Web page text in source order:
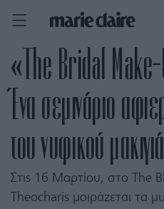
«The Bridal
Ένα σεμινάριο
του νυφικού
Στις 16 Μαρτίου, στο The
Theocharis μοιράζεται τα